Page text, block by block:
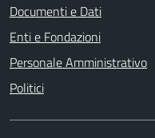
Documenti e Dati
Enti e Fondazioni
Personale Amministrativo
Politici